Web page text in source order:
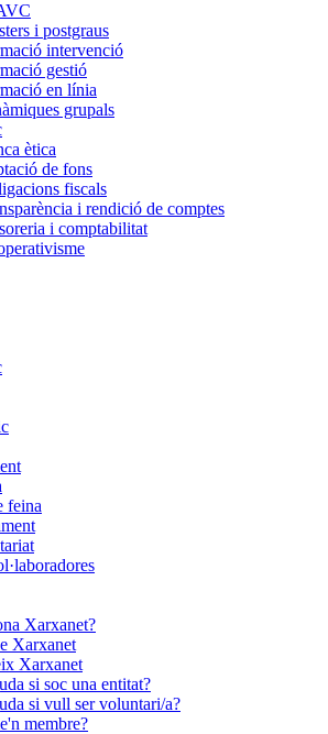
i postgraus
intervenció
gestió
en línia
grupals
ètica
de fons
fiscals
i rendició de comptes
i comptabilitat
feina
Xarxanet?
Xarxanet
Xarxanet
si soc una entitat?
si vull ser voluntari/a?
membre?